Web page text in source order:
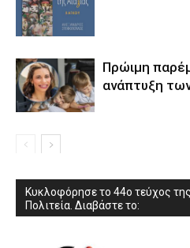
Πρώιμη
ανάπτυξη
Κυκλοφόρησε το 44ο τεύχος
Πολιτεία. Διαβάστε το: